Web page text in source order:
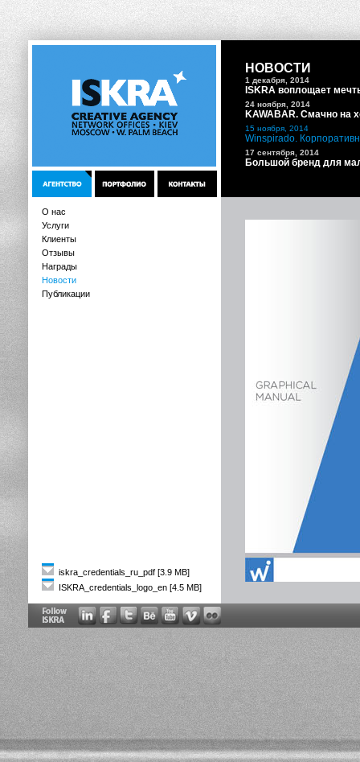
О нас
Услуги
Клиенты
Отзывы
Награды
Новости
Публикации
iskra_credentials_ru_pdf [3.9 MB]
ISKRA_credentials_logo_en [4.5 MB]
НОВОСТИ
1 декабря, 2014
ISKRA воплощает
24 ноября, 2014
KAWABAR. Смачно на
15 ноября, 2014
Winspirado.
17 сентября, 2014
Большой бренд для